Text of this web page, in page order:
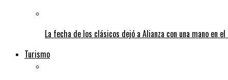
La fecha de los clásicos dejó a Alianza con una mano en
Turismo